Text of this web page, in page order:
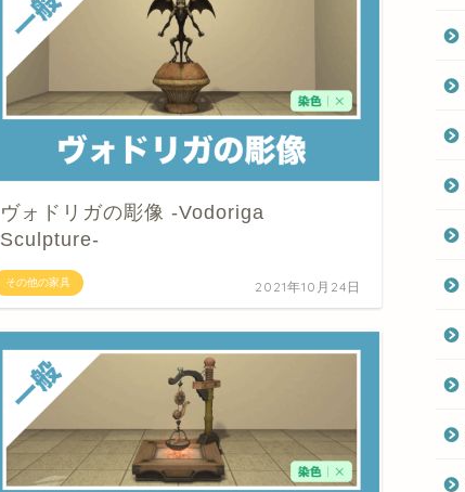
その他の家具
ヴォドリガの彫像 -Vodoriga
Sculpture-
2021年10月24日